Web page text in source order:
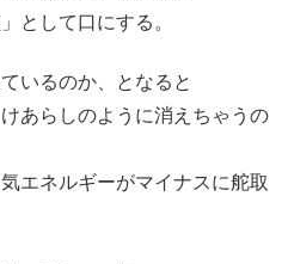
として口にする。
いるのか、となると
あらしのように消えちゃうの
エネルギーがマイナスに舵取